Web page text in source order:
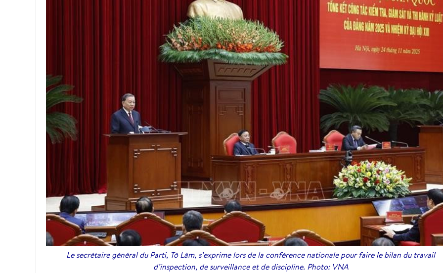
Le secrétaire général du Parti, Tô Lâm, s’exprime lors de la conférence nationale pour faire le bilan du travail
d’inspection, de surveillance et de discipline. Photo: VNA